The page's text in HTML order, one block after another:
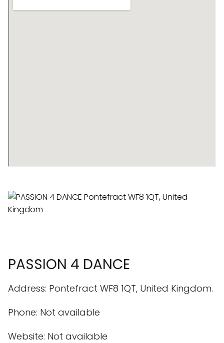
PASSION 4 DANCE
Address: Pontefract WF8 1QT, United Kingdom.
Phone: Not available
Website: Not available